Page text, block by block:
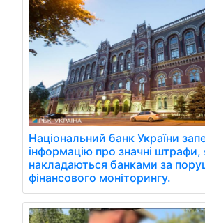
Національний банк України
інформацію про значні штрафи,
накладаються банками за
фінансового моніторингу.